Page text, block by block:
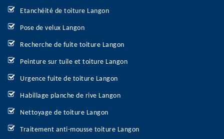
Etanchéité de toiture Langon
Pose de velux Langon
Recherche de fuite toiture Langon
Peinture sur tuile et toiture Langon
Urgence fuite de toiture Langon
Habillage planche de rive Langon
Nettoyage de toiture Langon
Traitement anti-mousse toiture Langon